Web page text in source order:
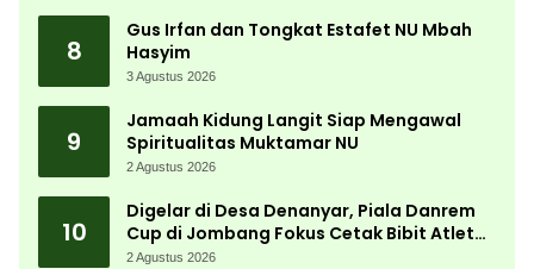
8
Gus Irfan dan Tongkat Estafet NU Mbah
Hasyim
3 Agustus 2026
9
Jamaah Kidung Langit Siap Mengawal
Spiritualitas Muktamar NU
2 Agustus 2026
10
Digelar di Desa Denanyar, Piala Danrem
Cup di Jombang Fokus Cetak Bibit Atlet
Menembak Berprestasi
2 Agustus 2026